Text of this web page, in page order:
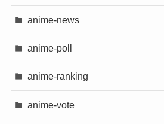
anime-news
anime-poll
anime-ranking
anime-vote